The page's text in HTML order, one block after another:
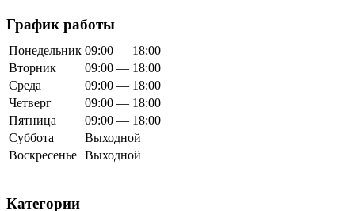
График работы
Понедельник 09:00 — 18:00
Вторник
09:00 — 18:00
Среда
09:00 — 18:00
Четверг
09:00 — 18:00
Пятница
09:00 — 18:00
Суббота
Выходной
Воскресенье Выходной
Категории